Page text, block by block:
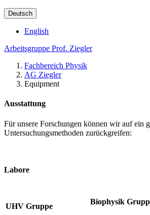
Deutsch
English
Arbeitsgruppe Prof. Ziegler
Fachbereich Physik
AG Ziegler
Equipment
Ausstattung
Für unsere Forschungen können wir auf ein
Untersuchungsmethoden zurückgreifen:
Labore
UHV Gruppe
Biophysik